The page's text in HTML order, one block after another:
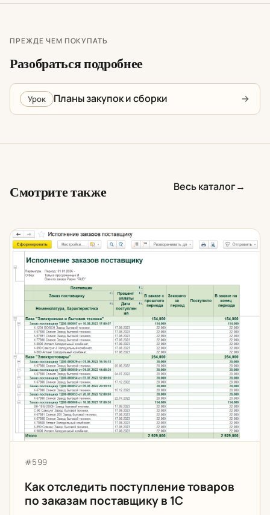
ПРЕЖДЕ ЧЕМ ПОКУПАТЬ
Разобраться подробнее
Урок Планы закупок и сборки
Смотрите также Весь каталог→
Как отследить поступление товаров по заказам
Артикул:
#599
Как отследить поступление товаров
по заказам поставщику в 1С